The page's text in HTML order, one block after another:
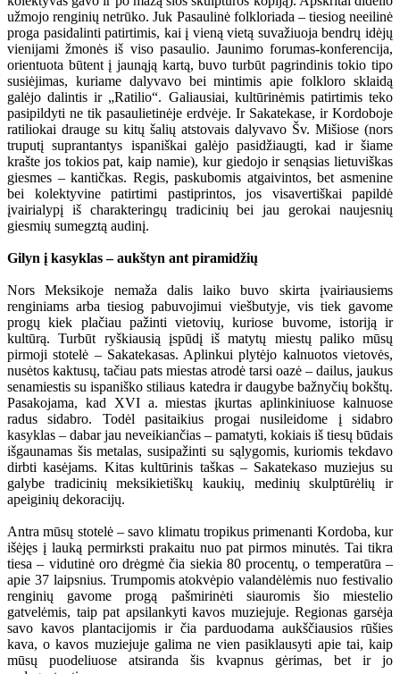
užmojo renginių netrūko. Juk Pasaulinė folkloriada – tiesiog neeilinė
proga pasidalinti patirtimis, kai į vieną vietą suvažiuoja bendrų idėjų
vienijami žmonės iš viso pasaulio. Jaunimo forumas-konferencija,
orientuota būtent į jaunąją kartą, buvo turbūt pagrindinis tokio tipo
susiėjimas, kuriame dalyvavo bei mintimis apie folkloro sklaidą
galėjo dalintis ir „Ratilio“. Galiausiai, kultūrinėmis patirtimis teko
pasipildyti ne tik pasaulietinėje erdvėje. Ir Sakatekase, ir Kordoboje
ratiliokai drauge su kitų šalių atstovais dalyvavo Šv. Mišiose (nors
truputį suprantantys ispaniškai galėjo pasidžiaugti, kad ir šiame
krašte jos tokios pat, kaip namie), kur giedojo ir senąsias lietuviškas
giesmes – kantičkas. Regis, paskubomis atgaivintos, bet asmenine
bei kolektyvine patirtimi pastiprintos, jos visavertiškai papildė
įvairialypį iš charakteringų tradicinių bei jau gerokai naujesnių
giesmių sumegztą audinį.
Gilyn į kasyklas – aukštyn ant piramidžių
Nors Meksikoje nemaža dalis laiko buvo skirta įvairiausiems
renginiams arba tiesiog pabuvojimui viešbutyje, vis tiek gavome
progų kiek plačiau pažinti vietovių, kuriose buvome, istoriją ir
kultūrą. Turbūt ryškiausią įspūdį iš matytų miestų paliko mūsų
pirmoji stotelė – Sakatekasas. Aplinkui plytėjo kalnuotos vietovės,
nusėtos kaktusų, tačiau pats miestas atrodė tarsi oazė – dailus, jaukus
senamiestis su ispaniško stiliaus katedra ir daugybe bažnyčių bokštų.
Pasakojama, kad XVI a. miestas įkurtas aplinkiniuose kalnuose
radus sidabro. Todėl pasitaikius progai nusileidome į sidabro
kasyklas – dabar jau neveikiančias – pamatyti, kokiais iš tiesų būdais
išgaunamas šis metalas, susipažinti su sąlygomis, kuriomis tekdavo
dirbti kasėjams. Kitas kultūrinis taškas – Sakatekaso muziejus su
galybe tradicinių meksikietiškų kaukių, medinių skulptūrėlių ir
apeiginių dekoracijų.
Antra mūsų stotelė – savo klimatu tropikus primenanti Kordoba, kur
išėjęs į lauką permirksti prakaitu nuo pat pirmos minutės. Tai tikra
tiesa – vidutinė oro drėgmė čia siekia 80 procentų, o temperatūra –
apie 37 laipsnius. Trumpomis atokvėpio valandėlėmis nuo festivalio
renginių gavome progą pašmirinėti siauromis šio miestelio
gatvelėmis, taip pat apsilankyti kavos muziejuje. Regionas garsėja
savo kavos plantacijomis ir čia parduodama aukščiausios rūšies
kava, o kavos muziejuje galima ne vien pasiklausyti apie tai, kaip
mūsų puodeliuose atsiranda šis kvapnus gėrimas, bet ir jo